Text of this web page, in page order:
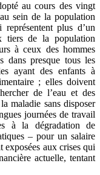
au cours des vingt
sein de la population
plus d’un
tiers de la population
à ceux des hommes
dans presque tous les
ayant des enfants à
; elles doivent
de l’eau et des
maladie sans disposer
journées de travail
à la dégradation de
– pour un salaire
exposées aux crises qui
actuelle, tentant